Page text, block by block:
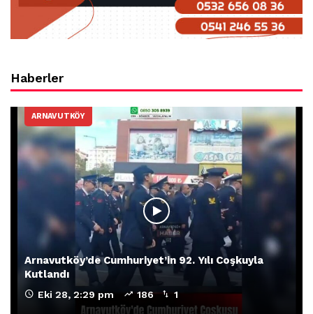
Haberler
ARNAVUTKÖY
Arnavutköy’de Cumhuriyet’in 92. Yılı Coşkuyla
Kutlandı
Eki 28, 2:29 pm 186 1